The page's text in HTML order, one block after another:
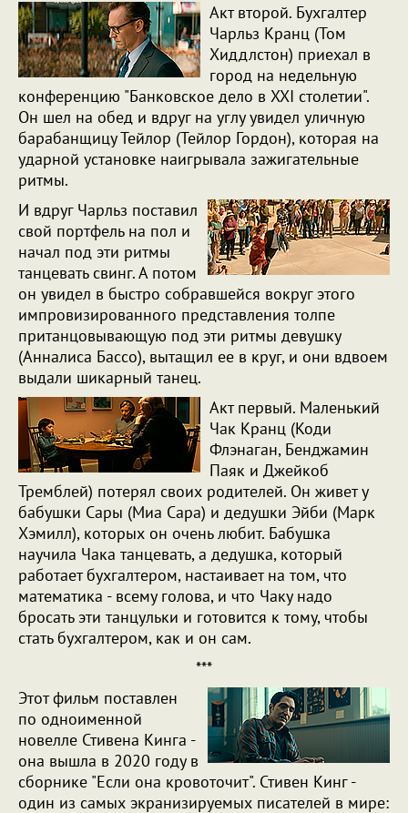
Акт второй. Бухгалтер
Чарльз Кранц (Том
Хиддлстон) приехал в
город на недельную
конференцию "Банковское дело в XXI столетии".
Он шел на обед и вдруг на углу увидел уличную
барабанщицу Тейлор (Тейлор Гордон), которая на
ударной установке наигрывала зажигательные
ритмы.
И вдруг Чарльз поставил
свой портфель на пол и
начал под эти ритмы
танцевать свинг. А потом
он увидел в быстро собравшейся вокруг этого
импровизированного представления толпе
пританцовывающую под эти ритмы девушку
(Анналиса Бассо), вытащил ее в круг, и они вдвоем
выдали шикарный танец.
Акт первый. Маленький
Чак Кранц (Коди
Флэнаган, Бенджамин
Паяк и Джейкоб
Тремблей) потерял своих родителей. Он живет у
бабушки Сары (Миа Сара) и дедушки Эйби (Марк
Хэмилл), которых он очень любит. Бабушка
научила Чака танцевать, а дедушка, который
работает бухгалтером, настаивает на том, что
математика - всему голова, и что Чаку надо
бросать эти танцульки и готовится к тому, чтобы
стать бухгалтером, как и он сам.
***
Этот фильм поставлен
по одноименной
новелле Стивена Кинга -
она вышла в 2020 году в
сборнике "Если она кровоточит". Стивен Кинг -
один из самых экранизируемых писателей в мире: